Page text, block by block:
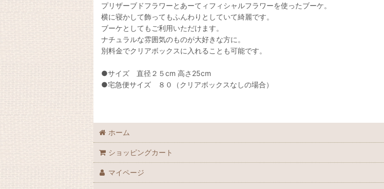
プリザーブドフラワーとあーてィフィシャルフラワーを使ったブーケ。
横に寝かして飾ってもふんわりとしていて綺麗です。
ブーケとしてもご利用いただけます。
ナチュラルな雰囲気のものが大好きな方に。
別料金でクリアボックスに入れることも可能です。
●サイズ 直径２５cm 高さ25cm
●宅急便サイズ ８０（クリアボックスなしの場合）
ホーム
ショッピングカート
マイページ